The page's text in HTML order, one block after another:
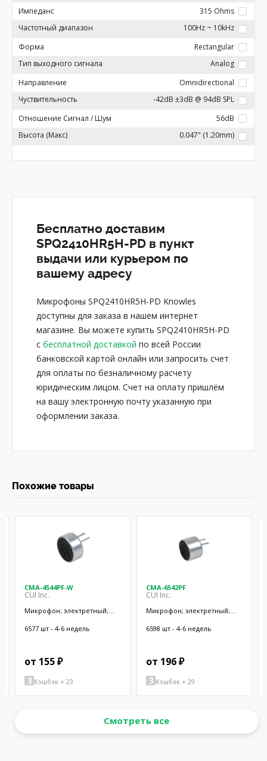
Импеданс
315 Ohms
Частотный диапазон
100Hz ~ 10kHz
Форма
Rectangular
Тип выходного сигнала
Analog
Направление
Omnidirectional
Чуствительность
-42dB ±3dB @ 94dB SPL
Отношение Сигнал / Шум
56dB
Высота (Макс)
0.047" (1.20mm)
Бесплатно доставим
SPQ2410HR5H-PD в пункт
выдачи или курьером по
вашему адресу
Микрофоны SPQ2410HR5H-PD Knowles
доступны для заказа в нашем интернет
магазине. Вы можете купить SPQ2410HR5H-PD
с бесплатной доставкой по всей России
банковской картой онлайн или запросить счет
для оплаты по безналичному расчету
юридическим лицом. Счет на оплату пришлём
на вашу электронную почту указанную при
оформлении заказа.
Похожие товары
CMA-4544PF-W
CUI Inc.
Микрофон; электретный;
Ø9,7x4,5мм; SMT
6577 шт - 4-6 недель
от 155 ₽
Кэшбэк + 23
CMA-6542PF
CUI Inc.
Микрофон; электретный;
Ø9,4x6,5мм; SMT
6598 шт - 4-6 недель
от 196 ₽
Кэшбэк + 29
Смотреть все